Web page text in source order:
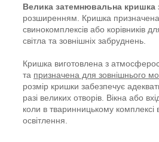
Велика затемнювальна кришка
розширенням. Кришка
свинокомплексів або корівників
світла та зовнішніх забруднень.
Кришка виготовлена з
та призначена для зовнішнього
розмір кришки забезпечує
разі великих отворів. Вікна або
коли в тваринницькому комплексі
освітлення.